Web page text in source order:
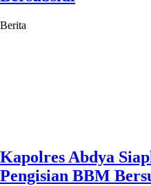
Berita
Kapolres Abdya
Pengisian BBM